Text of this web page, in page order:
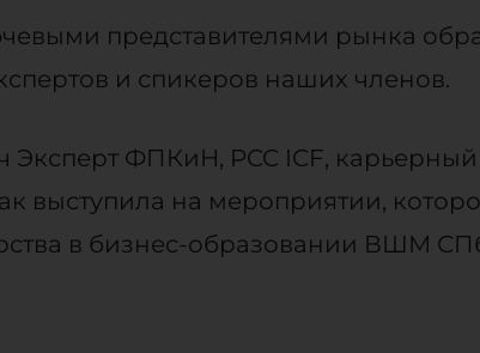
представителями рынка
и спикеров наших членов.
Эксперт ФПКиН, PCC ICF, карьерный
выступила на мероприятии,
в бизнес-образовании ВШМ